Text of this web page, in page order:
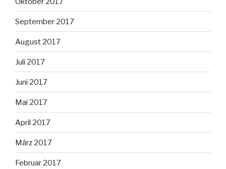
September 2017
August 2017
Juli 2017
Juni 2017
Mai 2017
April 2017
März 2017
Februar 2017